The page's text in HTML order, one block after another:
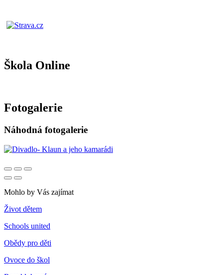
Škola Online
Fotogalerie
Náhodná fotogalerie
Mohlo by Vás zajímat
Život dětem
Schools united
Obědy pro děti
Ovoce do škol